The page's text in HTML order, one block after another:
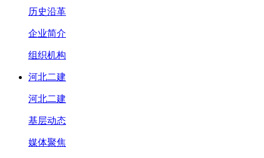
历史沿革
企业简介
组织机构
河北二建
河北二建
基层动态
媒体聚焦